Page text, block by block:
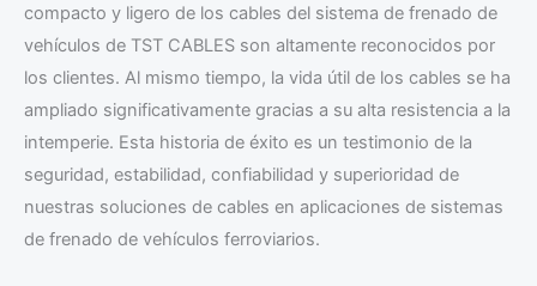
compacto y ligero de los cables del sistema de frenado de
vehículos de TST CABLES son altamente reconocidos por
los clientes. Al mismo tiempo, la vida útil de los cables se ha
ampliado significativamente gracias a su alta resistencia a la
intemperie. Esta historia de éxito es un testimonio de la
seguridad, estabilidad, confiabilidad y superioridad de
nuestras soluciones de cables en aplicaciones de sistemas
de frenado de vehículos ferroviarios.